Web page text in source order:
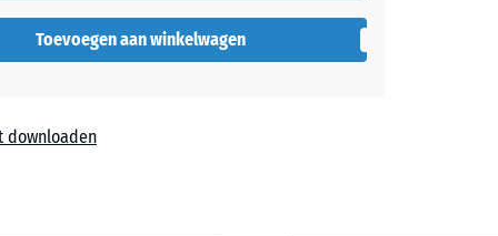
Toevoegen aan winkelwagen
downloaden